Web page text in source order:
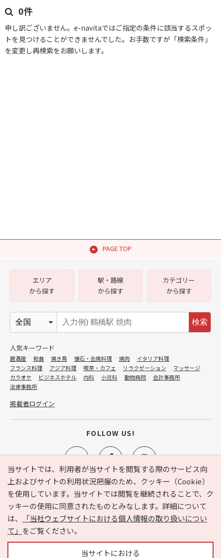
0件
申し訳ございません。e-navitaではご指定の条件に該当するスポッ
トを見つけることができませんでした。お手数ですが「検索条件」
を変更し再検索をお願いします。
PAGE TOP
当サイトでは、利用者が当サイトを閲覧する際のサービス向
上およびサイトの利用状況把握のため、クッキー（Cookie）
を使用しています。当サイトでは閲覧を継続されることで、ク
ッキーの使用に同意されたものとみなします。詳細について
は、
「当社ウェブサイトにおける個人情報の取り扱いについ
て」 をご覧ください。
当サイトにおける
e-NAVITA（イーナビタ）とは？ お気に入り
ヘルプ
利用規約
個人情報の取り扱いについて
運営会社
サイトマップ
広告掲載に関するお問い合わせ
エリア
から探す
駅・路線
から探す
カテゴリー
から探す
検索
人気キーワード
居酒屋 和食 焼き鳥 懐石・会席料理 焼肉
イタリア料理
フランス料理
アジア料理 喫茶・カフェ リラクゼーション
マッサージ
カラオケ
ビジネスホテル 内科 小児科 動物病院
会計事務所
法律事務所
掲載者ログイン
FOLLOW US!